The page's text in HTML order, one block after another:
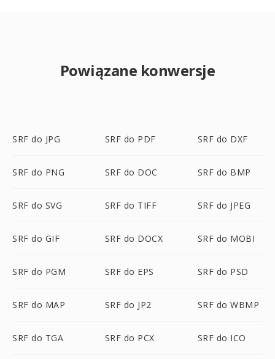
Powiązane konwersje
SRF do JPG SRF do PDF SRF do DXF
SRF do PNG SRF do DOC SRF do BMP
SRF do SVG SRF do TIFF SRF do JPEG
SRF do GIF SRF do DOCX SRF do MOBI
SRF do PGM SRF do EPS SRF do PSD
SRF do MAP SRF do JP2 SRF do WBMP
SRF do TGA SRF do PCX SRF do ICO